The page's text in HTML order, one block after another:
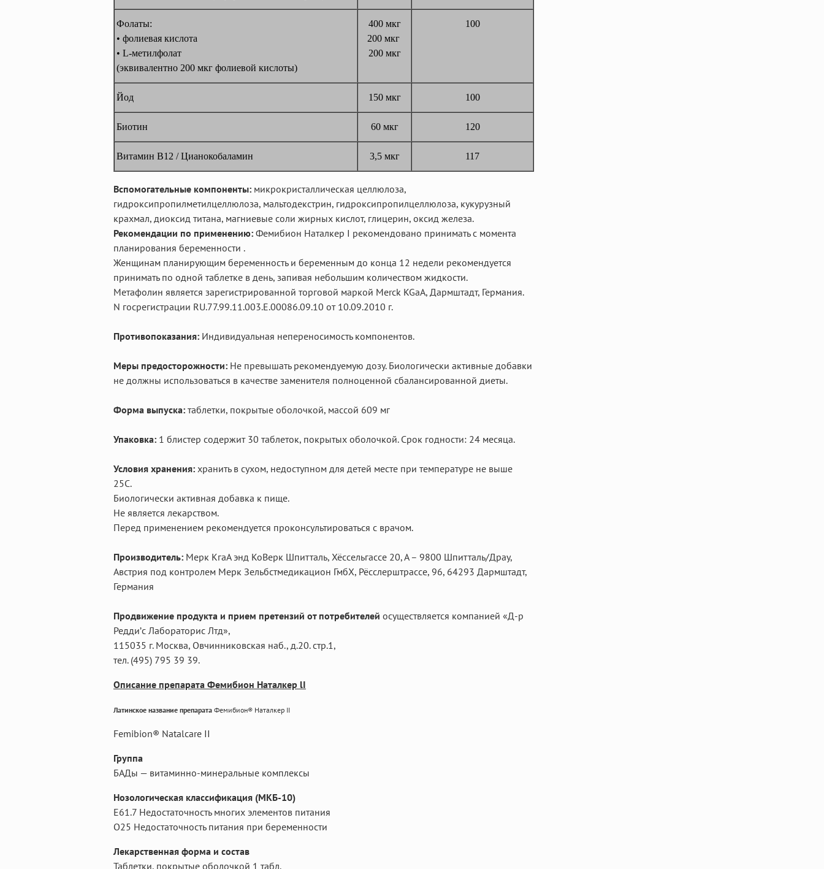
Фолаты:
• фолиевая кислота
• L-метилфолат
(эквивалентно 200 мкг фолиевой кислоты)
400 мкг
200 мкг
200 мкг
100
Йод 150 мкг 100
Биотин 60 мкг 120
Витамин В12 / Цианокобаламин 3,5 мкг 117
Вспомогательные компоненты: микрокристаллическая целлюлоза,
гидроксипропилметилцеллюлоза, мальтодекстрин, гидроксипропилцеллюлоза, кукурузный
крахмал, диоксид титана, магниевые соли жирных кислот, глицерин, оксид железа.
Рекомендации по применению: Фемибион Наталкер I рекомендовано принимать с момента
планирования беременности .
Женщинам планирующим беременность и беременным до конца 12 недели рекомендуется
принимать по одной таблетке в день, запивая небольшим количеством жидкости.
Метафолин является зарегистрированной торговой маркой Merck KGaA, Дармштадт, Германия.
N госрегистрации RU.77.99.11.003.E.00086.09.10 от 10.09.2010 г.
Противопоказания: Индивидуальная непереносимость компонентов.
Меры предосторожности: Не превышать рекомендуемую дозу. Биологически активные добавки
не должны использоваться в качестве заменителя полноценной сбалансированной диеты.
Форма выпуска: таблетки, покрытые оболочкой, массой 609 мг
Упаковка: 1 блистер содержит 30 таблеток, покрытых оболочкой. Срок годности: 24 месяца.
Условия хранения: хранить в сухом, недоступном для детей месте при температуре не выше
25С.
Биологически активная добавка к пище.
Не является лекарством.
Перед применением рекомендуется проконсультироваться с врачом.
Производитель: Мерк КгаА энд КоВерк Шпитталь, Хёссельгассе 20, А – 9800 Шпитталь/Драу,
Австрия под контролем Мерк Зельбстмедикацион ГмбХ, Рёсслерштрассе, 96, 64293 Дармштадт,
Германия
Продвижение продукта и прием претензий от потребителей осуществляется компанией «Д-р
Редди’c Лабораторис Лтд»,
115035 г. Москва, Овчинниковская наб., д.20. стр.1,
тел. (495) 795 39 39.
Описание препарата Фемибион Наталкер lI
Латинское название препарата Фемибион® Наталкер II
Femibion® Natalcare II
Группа
БАДы — витаминно-минеральные комплексы
Нозологическая классификация (МКБ-10)
E61.7 Недостаточность многих элементов питания
O25 Недостаточность питания при беременности
Лекарственная форма и состав
Таблетки, покрытые оболочкой 1 табл.